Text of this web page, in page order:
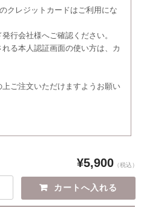
クレジットカードはご利用にな
行会社様へご確認ください。
る本人認証画面の使い方は、カ
ご注文いただけますようお願い
¥5,900 （税込）